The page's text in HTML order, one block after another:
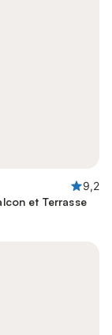
9,2
et Terrasse